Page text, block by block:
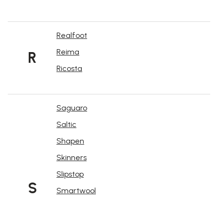
R
Realfoot
Reima
Ricosta
S
Saguaro
Saltic
Shapen
Skinners
Slipstop
Smartwool